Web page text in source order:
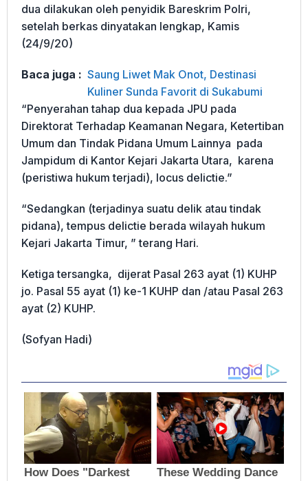
dua dilakukan oleh penyidik Bareskrim Polri,
setelah berkas dinyatakan lengkap, Kamis
(24/9/20)
Baca juga : Saung Liwet Mak Onot, Destinasi
Kuliner Sunda Favorit di Sukabumi
“Penyerahan tahap dua kepada JPU pada
Direktorat Terhadap Keamanan Negara, Ketertiban
Umum dan Tindak Pidana Umum Lainnya pada
Jampidum di Kantor Kejari Jakarta Utara, karena
(peristiwa hukum terjadi), locus delictie.”
“Sedangkan (terjadinya suatu delik atau tindak
pidana), tempus delictie berada wilayah hukum
Kejari Jakarta Timur, ” terang Hari.
Ketiga tersangka, dijerat Pasal 263 ayat (1) KUHP
jo. Pasal 55 ayat (1) ke-1 KUHP dan /atau Pasal 263
ayat (2) KUHP.
(Sofyan Hadi)